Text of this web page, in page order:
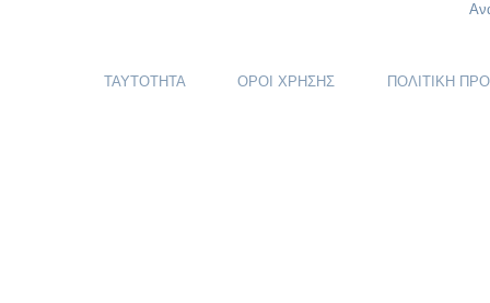
ΤΑΥΤΟΤΗΤΑ ΟΡΟΙ ΧΡΗΣΗΣ ΠΟΛΙΤΙΚΗ